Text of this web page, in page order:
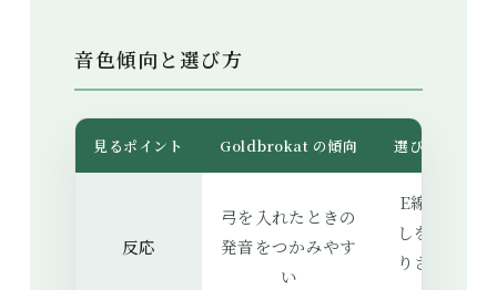
音色傾向と選び方
見るポイント Goldbrokat の傾向 選び方の目安
反応
弓を入れたときの
発音をつかみやす
い
E線の出だ
しをはっき
りさせたい